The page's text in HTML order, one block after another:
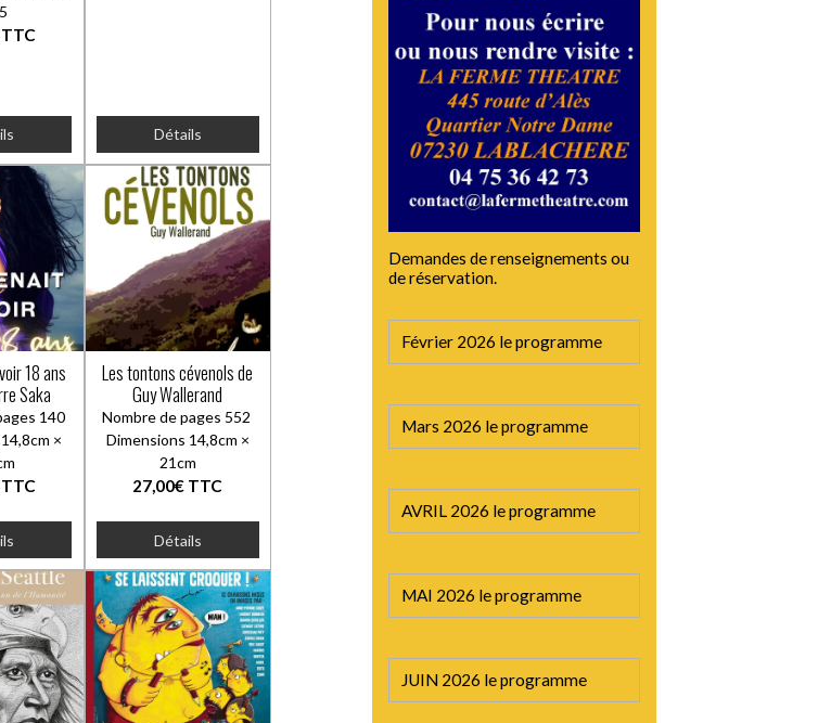
TTC
Détails
18 ans
Saka
140
×
TTC
Les tontons cévenols de
Guy Wallerand
Nombre de pages 552
Dimensions 14,8cm ×
21cm
27,00€ TTC
Détails
Demandes de renseignements ou
de réservation.
Février 2026 le programme
Mars 2026 le programme
AVRIL 2026 le programme
MAI 2026 le programme
JUIN 2026 le programme